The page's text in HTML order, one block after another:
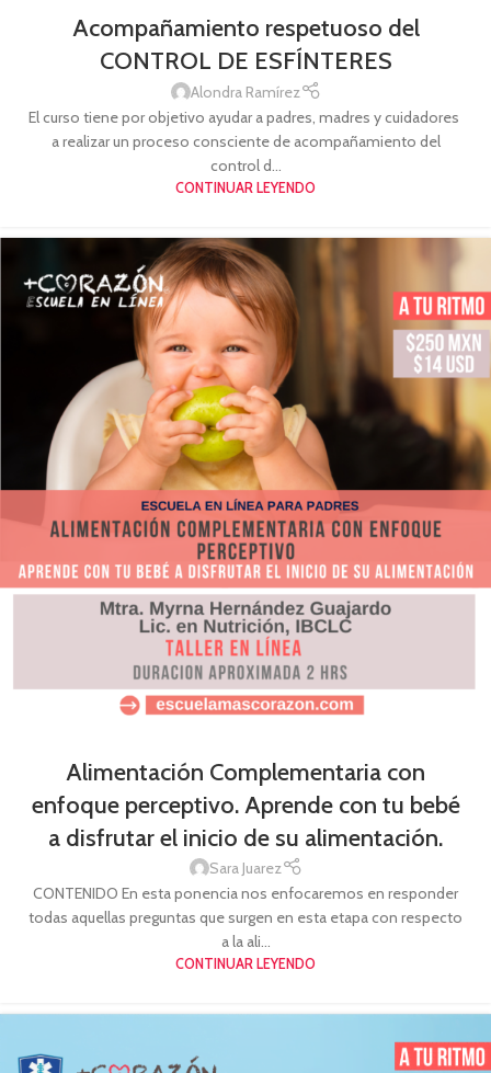
Acompañamiento respetuoso del
CONTROL DE ESFÍNTERES
Alondra Ramírez
El curso tiene por objetivo ayudar a padres, madres y cuidadores
a realizar un proceso consciente de acompañamiento del
control d...
CONTINUAR LEYENDO
Alimentación Complementaria con
enfoque perceptivo. Aprende con tu bebé
a disfrutar el inicio de su alimentación.
Sara Juarez
CONTENIDO En esta ponencia nos enfocaremos en responder
todas aquellas preguntas que surgen en esta etapa con respecto
a la ali...
CONTINUAR LEYENDO